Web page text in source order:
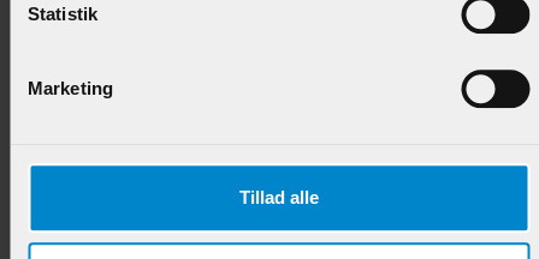
Statistik
Marketing
Tillad alle
Bundliste Alléprofil - 21 x 56 mm FærdigGrundet
Fyr
Varenr.:902607